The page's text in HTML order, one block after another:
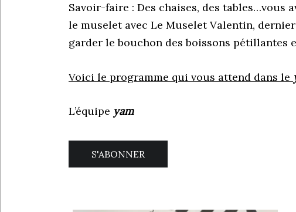
Savoir-faire : Des chaises, des tables…vous
le muselet avec Le Muselet Valentin,
garder le bouchon des boissons pétillantes
Voici le programme qui vous attend dans le
L’équipe yam
S'ABONNER